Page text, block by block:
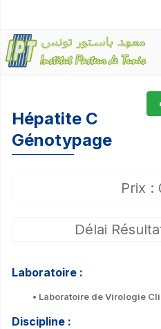
Hépatite C
Génotypage
Prix :
Délai
Laboratoire :
• Laboratoire de Virologie
Discipline :